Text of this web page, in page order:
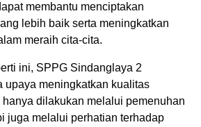
membantu menciptakan
lebih baik serta meningkatkan
meraih cita-cita.
ini, SPPG Sindanglaya 2
upaya meningkatkan kualitas
dilakukan melalui pemenuhan
juga melalui perhatian terhadap